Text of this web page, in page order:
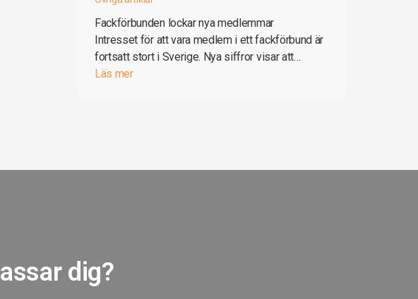
Fackförbunden lockar nya medlemmar
Intresset för att vara medlem i ett fackförbund är
fortsatt stort i Sverige. Nya siffror visar att…
Läs mer
dig?